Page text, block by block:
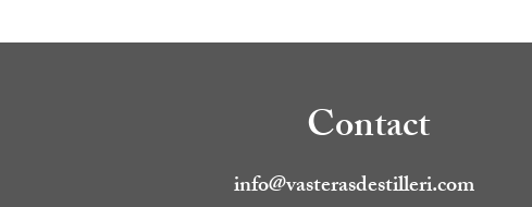
Contact
info@vasterasdestilleri.com